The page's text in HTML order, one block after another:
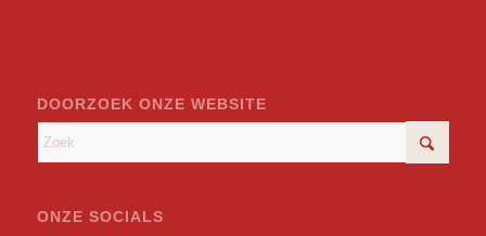
DOORZOEK ONZE WEBSITE
ONZE SOCIALS